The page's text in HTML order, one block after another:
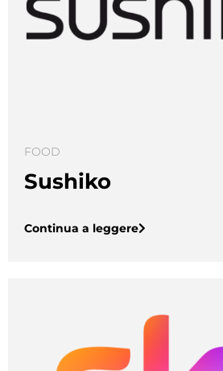
FOOD
Sushiko
Continua a leggere